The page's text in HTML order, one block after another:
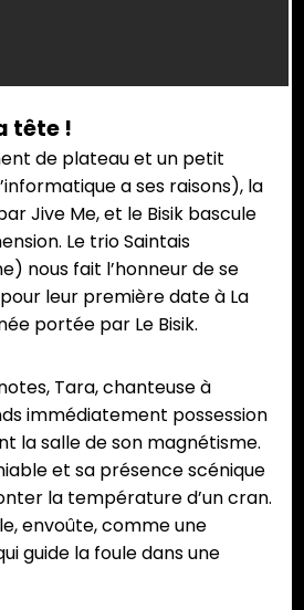
tête !
de plateau et un petit
a ses raisons), la
Jive Me, et le Bisik bascule
Le trio Saintais
nous fait l’honneur de se
leur première date à La
portée par Le Bisik.
Tara, chanteuse à
immédiatement possession
la salle de son magnétisme.
et sa présence scénique
la température d’un cran.
envoûte, comme une
guide la foule dans une